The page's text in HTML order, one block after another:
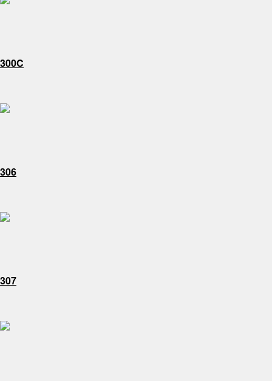
300C
306
307